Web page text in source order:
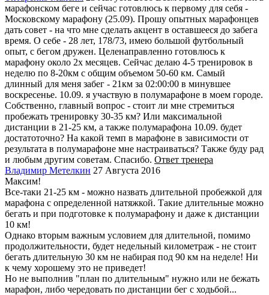
марафонском беге и сейчас готовлюсь к первому для себя -
Московскому марафону (25.09). Прошу опытных марафонцев
дать совет - на что мне сделать акцент в оставшееся до забега
время. О себе - 28 лет, 178/73, имею большой футбольный
опыт, с бегом дружен. Целенаправленно готовлюсь к
марафону около 2х месяцев. Сейчас делаю 4-5 тренировок в
неделю по 8-20км с общим объемом 50-60 км. Самый
длинный для меня забег - 21км за 02:00:00 в минувшее
воскресенье. 10.09. я участвую в полумарафоне в моем городе.
Собственно, главный вопрос - стоит ли мне стремиться
пробежать тренировку 30-35 км? Или максимальной
дистанции в 21-25 км, а также полумарафона 10.09. будет
достатоточно? На какой темп в марафоне в зависимости от
результата в полумарафоне мне настраиваться? Также буду рад
и любым другим советам. Спасибо. Ответ тренера
Владимир Метелкин 27 Августа 2016
Максим!
Все-таки 21-25 км - можно назвать длительной пробежкой для
марафона с определенной натяжкой. Такие длительные можно
бегать и при подготовке к полумарафону и даже к дистанции
10 км!
Однако вторым важным условием для длительной, помимо
продолжительности, будет недельный километраж - не стоит
бегать длительную 30 км не набирая под 90 км на неделе! Ни
к чему хорошему это не приведет!
Но не выполнив "план по длительным" нужно или не бежать
марафон, либо чередовать по дистанции бег с ходьбой...